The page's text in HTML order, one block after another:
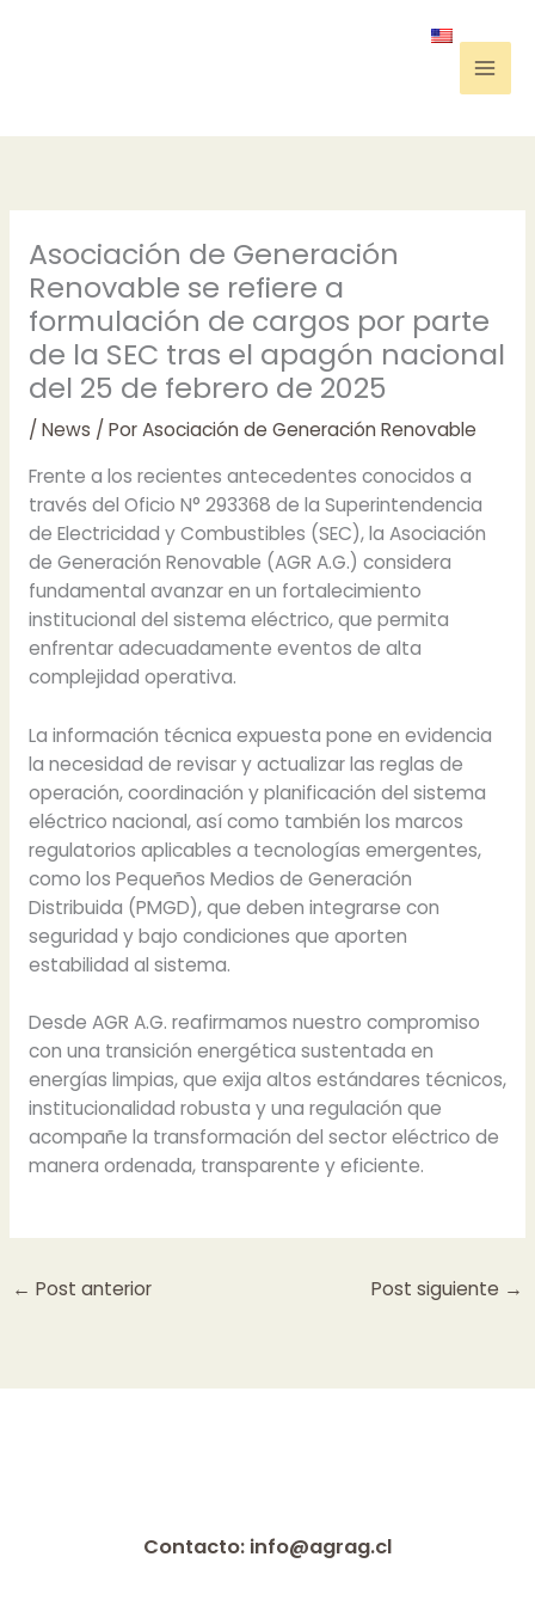
Asociación de Generación
Renovable se refiere a
formulación de cargos por parte
de la SEC tras el apagón nacional
del 25 de febrero de 2025
/ News / PorAsociación de Generación Renovable
Frente a los recientes antecedentes conocidos a
través del Oficio N° 293368 de la Superintendencia
de Electricidad y Combustibles (SEC), la Asociación
de Generación Renovable (AGR A.G.) considera
fundamental avanzar en un fortalecimiento
institucional del sistema eléctrico, que permita
enfrentar adecuadamente eventos de alta
complejidad operativa.
La información técnica expuesta pone en evidencia
la necesidad de revisar y actualizar las reglas de
operación, coordinación y planificación del sistema
eléctrico nacional, así como también los marcos
regulatorios aplicables a tecnologías emergentes,
como los Pequeños Medios de Generación
Distribuida (PMGD), que deben integrarse con
seguridad y bajo condiciones que aporten
estabilidad al sistema.
Desde AGR A.G. reafirmamos nuestro compromiso
con una transición energética sustentada en
energías limpias, que exija altos estándares técnicos,
institucionalidad robusta y una regulación que
acompañe la transformación del sector eléctrico de
manera ordenada, transparente y eficiente.
← Post anterior Post siguiente →
Contacto: info@agrag.cl